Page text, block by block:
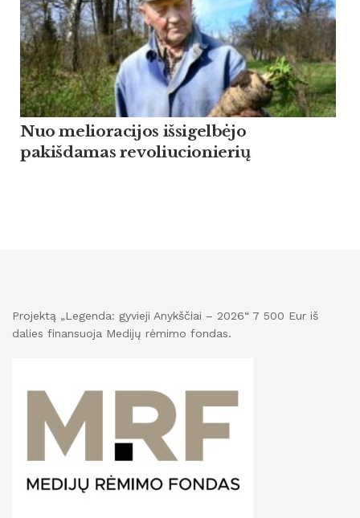
Nuo melioracijos išsigelbėjo
pakišdamas revoliucionierių
Projektą „Legenda: gyvieji Anykščiai – 2026“ 7 500 Eur iš
dalies finansuoja Medijų rėmimo fondas.